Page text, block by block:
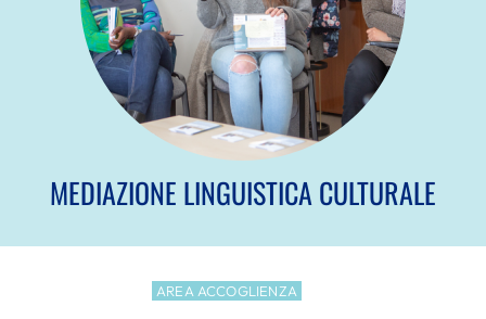
MEDIAZIONE LINGUISTICA CULTURALE
AREA ACCOGLIENZA